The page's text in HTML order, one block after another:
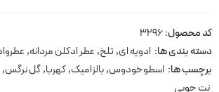
کد محصول:3296
دسته بندی ها: ادویه ای, تلخ, عطر ادکلن مردانه,
برچسب ها: اسطوخودوس,بالزامیک,کهربا,گل نرگس,
نت چوبی